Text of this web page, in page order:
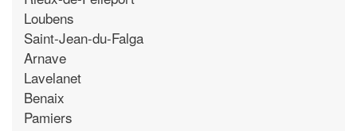
Loubens
Saint-Jean-du-Falga
Arnave
Lavelanet
Benaix
Pamiers